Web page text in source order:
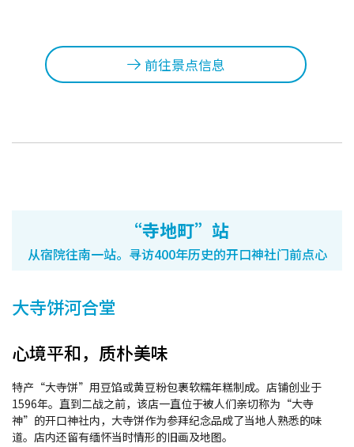
前往景点信息
“寺地町”站
从宿院往南一站。寻访400年历史的开口神社门前点心
大寺饼河合堂
心境平和，质朴美味
特产“大寺饼”用豆馅或黄豆粉包裹软糯年糕制成。店铺创业于
1596年。直到二战之前，该店一直位于被人们亲切称为“大寺
神”的开口神社内，大寺饼作为参拜纪念品成了当地人熟悉的味
道。店内还留有缅怀当时情形的旧画及地图。